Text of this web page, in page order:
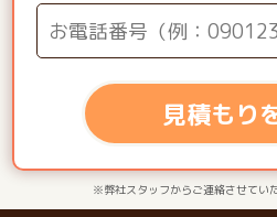
見積もり
※弊社スタッフからご連絡させてい